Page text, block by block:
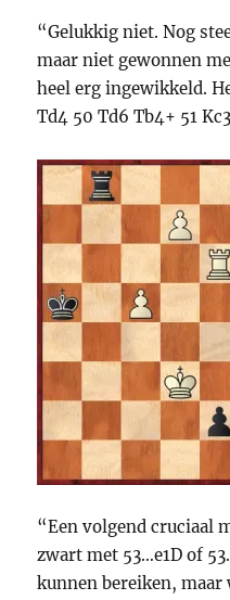
“Gelukkig niet. Nog
maar niet gewonnen
heel erg ingewikkeld.
Td4 50 Td6 Tb4+ 51
“Een volgend cruciaal
zwart met 53…e1D of
kunnen bereiken, maar